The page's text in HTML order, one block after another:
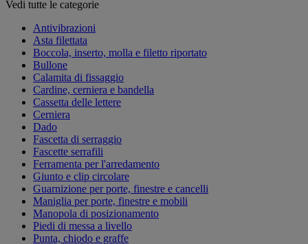
Vedi tutte le categorie
Antivibrazioni
Asta filettata
Boccola, inserto, molla e filetto riportato
Bullone
Calamita di fissaggio
Cardine, cerniera e bandella
Cassetta delle lettere
Cerniera
Dado
Fascetta di serraggio
Fascette serrafili
Ferramenta per l'arredamento
Giunto e clip circolare
Guarnizione per porte, finestre e cancelli
Maniglia per porte, finestre e mobili
Manopola di posizionamento
Piedi di messa a livello
Punta, chiodo e graffe